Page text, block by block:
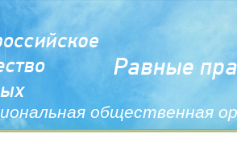
общественная